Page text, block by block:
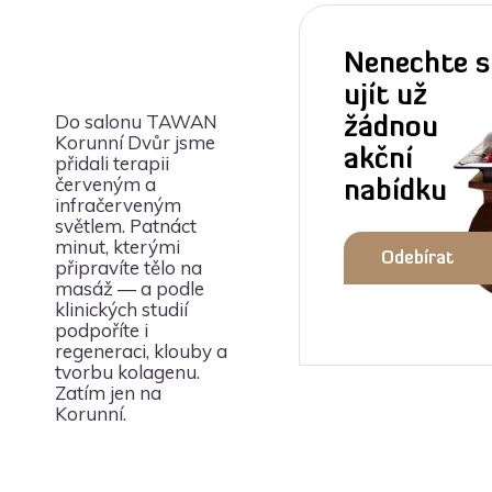
Do salonu TAWAN
Korunní Dvůr jsme
přidali terapii
červeným a
infračerveným
světlem. Patnáct
minut, kterými
připravíte tělo na
masáž — a podle
klinických studií
podpoříte i
regeneraci, klouby a
tvorbu kolagenu.
Zatím jen na
Korunní.
Nenechte
ujít už
žádnou
akční
nabídku
Odebírat